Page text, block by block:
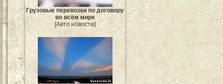
Грузовые перевозки по договору
во всём мире
[Авто новости]